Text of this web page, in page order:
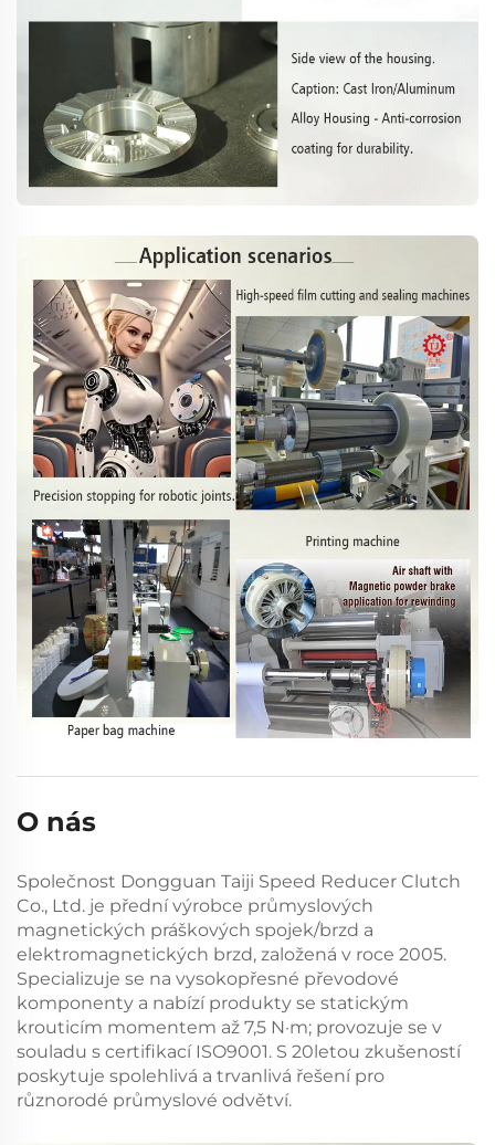
O nás
Společnost Dongguan Taiji Speed Reducer Clutch
Co., Ltd. je přední výrobce průmyslových
magnetických práškových spojek/brzd a
elektromagnetických brzd, založená v roce 2005.
Specializuje se na vysokopřesné převodové
komponenty a nabízí produkty se statickým
krouticím momentem až 7,5 N·m; provozuje se v
souladu s certifikací ISO9001. S 20letou zkušeností
poskytuje spolehlivá a trvanlivá řešení pro
různorodé průmyslové odvětví.